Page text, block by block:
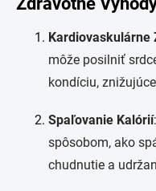
Kardiovaskulárne
môže posilniť
kondíciu,
Spaľovanie Kalórií
spôsobom, ako
chudnutie a